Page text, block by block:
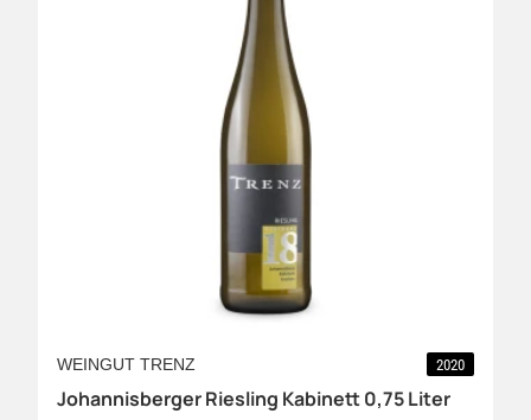
WEINGUT TRENZ 2020
Johannisberger Riesling Kabinett 0,75 Liter